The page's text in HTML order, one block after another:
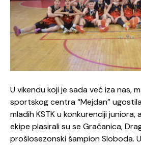
U vikendu koji je sada već iza nas,
sportskog centra “Mejdan”
mladih KSTK u konkurenciji
ekipe plasirali su se Gračanica,
prošlosezonski šampion Sloboda.